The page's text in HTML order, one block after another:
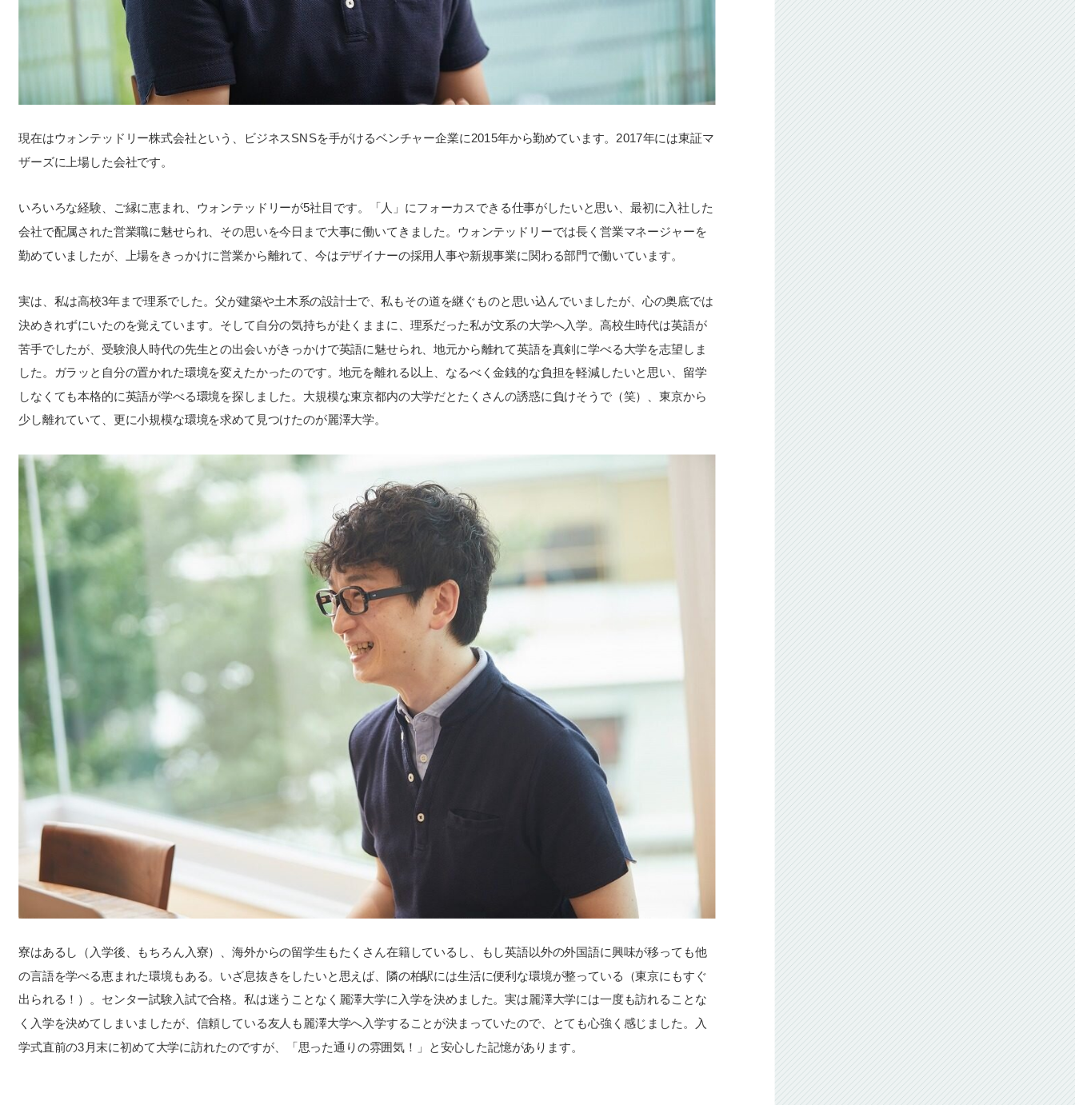
現在はウォンテッドリー株式会社という、ビジネスSNSを手がけるベンチャー企業に2015年から勤めています。2017年には東証マ
ザーズに上場した会社です。
いろいろな経験、ご縁に恵まれ、ウォンテッドリーが5社目です。「人」にフォーカスできる仕事がしたいと思い、最初に入社した
会社で配属された営業職に魅せられ、その思いを今日まで大事に働いてきました。ウォンテッドリーでは長く営業マネージャーを
勤めていましたが、上場をきっかけに営業から離れて、今はデザイナーの採用人事や新規事業に関わる部門で働いています。
実は、私は高校3年まで理系でした。父が建築や土木系の設計士で、私もその道を継ぐものと思い込んでいましたが、心の奥底では
決めきれずにいたのを覚えています。そして自分の気持ちが赴くままに、理系だった私が文系の大学へ入学。高校生時代は英語が
苦手でしたが、受験浪人時代の先生との出会いがきっかけで英語に魅せられ、地元から離れて英語を真剣に学べる大学を志望しま
した。ガラッと自分の置かれた環境を変えたかったのです。地元を離れる以上、なるべく金銭的な負担を軽減したいと思い、留学
しなくても本格的に英語が学べる環境を探しました。大規模な東京都内の大学だとたくさんの誘惑に負けそうで（笑）、東京から
少し離れていて、更に小規模な環境を求めて見つけたのが麗澤大学。
寮はあるし（入学後、もちろん入寮）、海外からの留学生もたくさん在籍しているし、もし英語以外の外国語に興味が移っても他
の言語を学べる恵まれた環境もある。いざ息抜きをしたいと思えば、隣の柏駅には生活に便利な環境が整っている（東京にもすぐ
出られる！）。センター試験入試で合格。私は迷うことなく麗澤大学に入学を決めました。実は麗澤大学には一度も訪れることな
く入学を決めてしまいましたが、信頼している友人も麗澤大学へ入学することが決まっていたので、とても心強く感じました。入
学式直前の3月末に初めて大学に訪れたのですが、「思った通りの雰囲気！」と安心した記憶があります。